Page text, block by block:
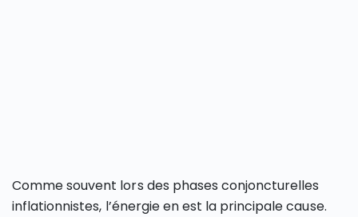
Comme souvent lors des phases conjoncturelles
inflationnistes, l’énergie en est la principale cause.